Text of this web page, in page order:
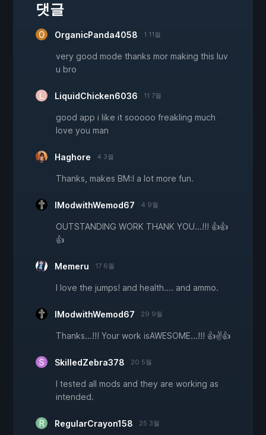
댓글
OrganicPanda4058 1 11월
very good mode thanks mor making this luv
u bro
LiquidChicken6036 11 7월
good app i like it sooooo freakling much
love you man
Haghore 4 3월
Thanks, makes BM:I a lot more fun.
IModwithWemod67 4 9월
OUTSTANDING WORK THANK YOU...!!! 👍👍
👍
Memeru 17 6월
I love the jumps! and health.... and ammo.
IModwithWemod67 29 9월
Thanks...!!! Your work isAWESOME...!!! 👍✌️👍
SkilledZebra378 20 5월
I tested all mods and they are working as
intended.
RegularCrayon158 25 3월